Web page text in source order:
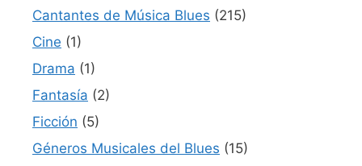
Cantantes de Música Blues (215)
Cine (1)
Drama (1)
Fantasía (2)
Ficción (5)
Géneros Musicales del Blues (15)